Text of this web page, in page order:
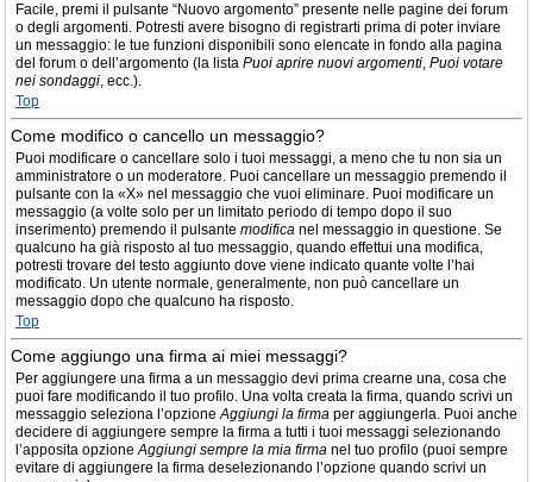
Facile, premi il pulsante “Nuovo argomento” presente nelle pagine dei forum
o degli argomenti. Potresti avere bisogno di registrarti prima di poter inviare
un messaggio: le tue funzioni disponibili sono elencate in fondo alla pagina
del forum o dell’argomento (la lista Puoi aprire nuovi argomenti, Puoi votare
nei sondaggi, ecc.).
Top
Come modifico o cancello un messaggio?
Puoi modificare o cancellare solo i tuoi messaggi, a meno che tu non sia un
amministratore o un moderatore. Puoi cancellare un messaggio premendo il
pulsante con la «X» nel messaggio che vuoi eliminare. Puoi modificare un
messaggio (a volte solo per un limitato periodo di tempo dopo il suo
inserimento) premendo il pulsante modifica nel messaggio in questione. Se
qualcuno ha già risposto al tuo messaggio, quando effettui una modifica,
potresti trovare del testo aggiunto dove viene indicato quante volte l’hai
modificato. Un utente normale, generalmente, non può cancellare un
messaggio dopo che qualcuno ha risposto.
Top
Come aggiungo una firma ai miei messaggi?
Per aggiungere una firma a un messaggio devi prima crearne una, cosa che
puoi fare modificando il tuo profilo. Una volta creata la firma, quando scrivi un
messaggio seleziona l’opzioneAggiungi la firma per aggiungerla. Puoi anche
decidere di aggiungere sempre la firma a tutti i tuoi messaggi selezionando
l’apposita opzioneAggiungi sempre la mia firma nel tuo profilo (puoi sempre
evitare di aggiungere la firma deselezionando l’opzione quando scrivi un